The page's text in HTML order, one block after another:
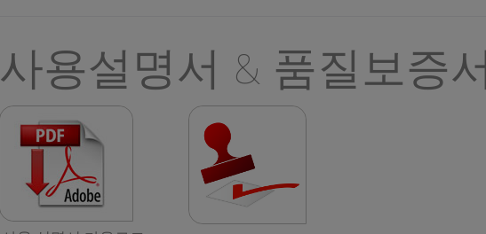
사용설명서 & 품질보증서